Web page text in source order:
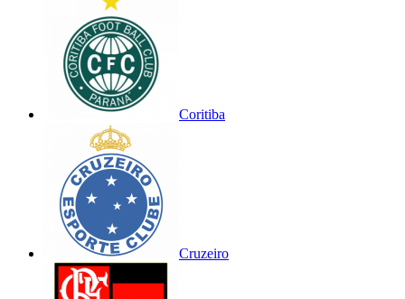
Coritiba
Cruzeiro